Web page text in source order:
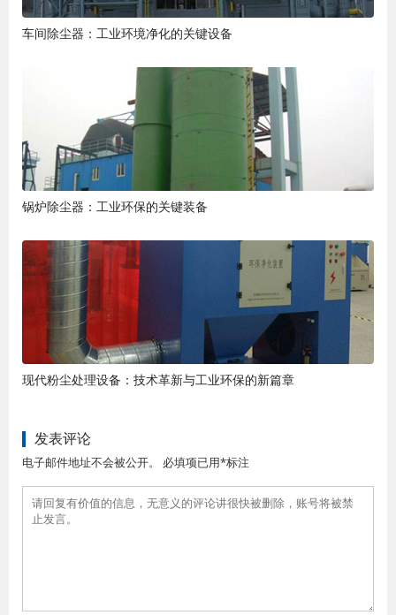
车间除尘器：工业环境净化的关键设备
锅炉除尘器：工业环保的关键装备
现代粉尘处理设备：技术革新与工业环保的新篇章
发表评论
电子邮件地址不会被公开。 必填项已用*标注